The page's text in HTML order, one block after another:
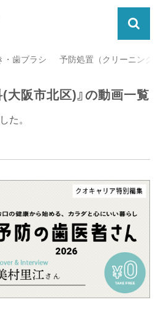
・歯ブラシ 予防処置（クリーニング
大阪市北区)』の動画一覧
た。